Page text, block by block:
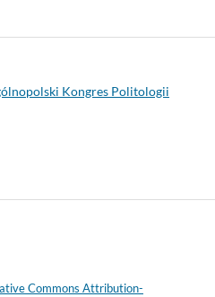
Kongres Politologii
Commons Attribution-